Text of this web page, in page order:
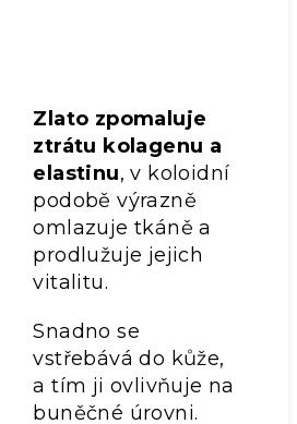
Zlato zpomaluje
ztrátu kolagenu a
elastinu, v koloidní
podobě výrazně
omlazuje tkáně a
prodlužuje jejich
vitalitu.
Snadno se
vstřebává do kůže,
a tím ji ovlivňuje na
buněčné úrovni.